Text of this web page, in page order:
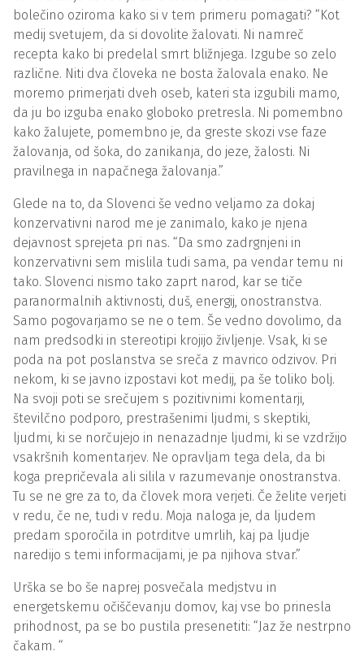
bolečino oziroma kako si v tem primeru pomagati? “Kot
medij svetujem, da si dovolite žalovati. Ni namreč
recepta kako bi predelal smrt bližnjega. Izgube so zelo
različne. Niti dva človeka ne bosta žalovala enako. Ne
moremo primerjati dveh oseb, kateri sta izgubili mamo,
da ju bo izguba enako globoko pretresla. Ni pomembno
kako žalujete, pomembno je, da greste skozi vse faze
žalovanja, od šoka, do zanikanja, do jeze, žalosti. Ni
pravilnega in napačnega žalovanja.”
Glede na to, da Slovenci še vedno veljamo za dokaj
konzervativni narod me je zanimalo, kako je njena
dejavnost sprejeta pri nas. “Da smo zadrgnjeni in
konzervativni sem mislila tudi sama, pa vendar temu ni
tako. Slovenci nismo tako zaprt narod, kar se tiče
paranormalnih aktivnosti, duš, energij, onostranstva.
Samo pogovarjamo se ne o tem. Še vedno dovolimo, da
nam predsodki in stereotipi krojijo življenje. Vsak, ki se
poda na pot poslanstva se sreča z mavrico odzivov. Pri
nekom, ki se javno izpostavi kot medij, pa še toliko bolj.
Na svoji poti se srečujem s pozitivnimi komentarji,
številčno podporo, prestrašenimi ljudmi, s skeptiki,
ljudmi, ki se norčujejo in nenazadnje ljudmi, ki se vzdržijo
vsakršnih komentarjev. Ne opravljam tega dela, da bi
koga prepričevala ali silila v razumevanje onostranstva.
Tu se ne gre za to, da človek mora verjeti. Če želite verjeti
v redu, če ne, tudi v redu. Moja naloga je, da ljudem
predam sporočila in potrditve umrlih, kaj pa ljudje
naredijo s temi informacijami, je pa njihova stvar.”
Urška se bo še naprej posvečala medjstvu in
energetskemu očiščevanju domov, kaj vse bo prinesla
prihodnost, pa se bo pustila presenetiti: “Jaz že nestrpno
čakam. “